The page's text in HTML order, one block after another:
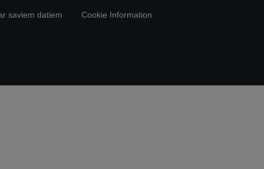
saviem datiem Cookie Information